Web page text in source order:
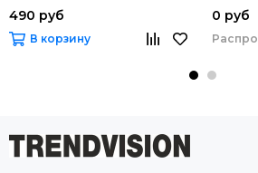
490 руб
В корзину
0 руб